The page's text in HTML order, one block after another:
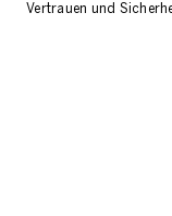
Vertrauen und